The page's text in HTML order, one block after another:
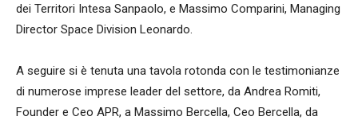
dei Territori Intesa Sanpaolo, e Massimo Comparini, Managing
Director Space Division Leonardo.
A seguire si è tenuta una tavola rotonda con le testimonianze
di numerose imprese leader del settore, da Andrea Romiti,
Founder e Ceo APR, a Massimo Bercella, Ceo Bercella, da